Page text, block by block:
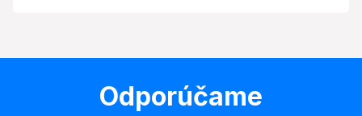
Odporúčame